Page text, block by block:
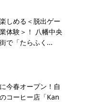
しめる＜脱出ゲー
体験＞！ 八幡中央
で「たらふく...
今春オープン！自
コーヒー店「Kan